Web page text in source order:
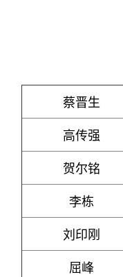
蔡晋生
高传强
贺尔铭
李栋
刘印刚
屈峰